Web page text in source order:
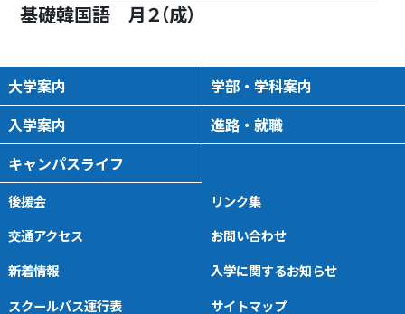
基礎韓国語 月２（成）
大学案内
学部・学科案内
入学案内
進路・就職
キャンパスライフ
後援会
リンク集
交通アクセス
お問い合わせ
新着情報
入学に関するお知らせ
スクールバス運行表
サイトマップ